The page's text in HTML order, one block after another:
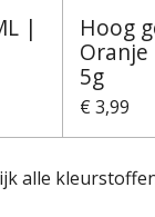
|
Hoog
5g
€ 3,99
alle